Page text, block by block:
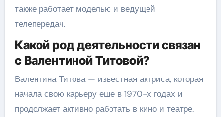
также работает моделью и ведущей
телепередач.
Какой род деятельности связан
с Валентиной Титовой?
Валентина Титова — известная актриса, которая
начала свою карьеру еще в 1970-х годах и
продолжает активно работать в кино и театре.